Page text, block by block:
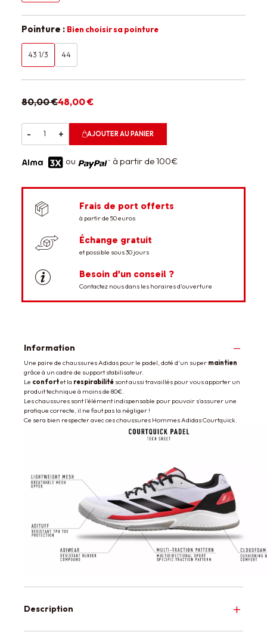
Pointure : Bien choisir sa pointure
43 1/3 44
80,00 €48,00 €
- + AJOUTER AU PANIER
ou à partir de 100€
Frais de port offerts
à partir de 50 euros
Échange gratuit
et possible sous 30 jours
Besoin d’un conseil ?
Contactez nous dans les horaires d’ouverture
Information
Une paire de chaussures Adidas pour le padel, doté d'un super maintien
grâce à un cadre de support stabilisateur.
Le confortet la respirabilité sont aussi travaillés pour vous apporter un
produit technique à moins de 80€.
Les chaussures sont l'élément indispensable pour pouvoir s'assurer une
pratique correcte, il ne faut pas la négliger !
Ce sera bien respecter avec ces chaussures Hommes Adidas Courtquick.
Description